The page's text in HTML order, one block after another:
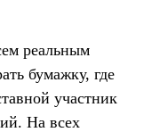
реальным
бумажку, где
участник
На всех